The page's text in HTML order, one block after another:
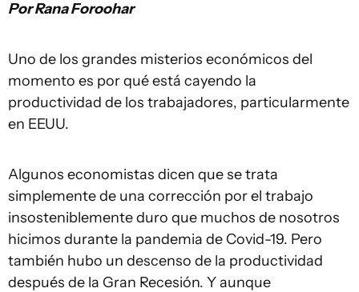
Por Rana Foroohar
Uno de los grandes misterios económicos del
momento es por qué está cayendo la
productividad de los trabajadores, particularmente
en EEUU.
Algunos economistas dicen que se trata
simplemente de una corrección por el trabajo
insosteniblemente duro que muchos de nosotros
hicimos durante la pandemia de Covid-19. Pero
también hubo un descenso de la productividad
después de la Gran Recesión. Y aunque